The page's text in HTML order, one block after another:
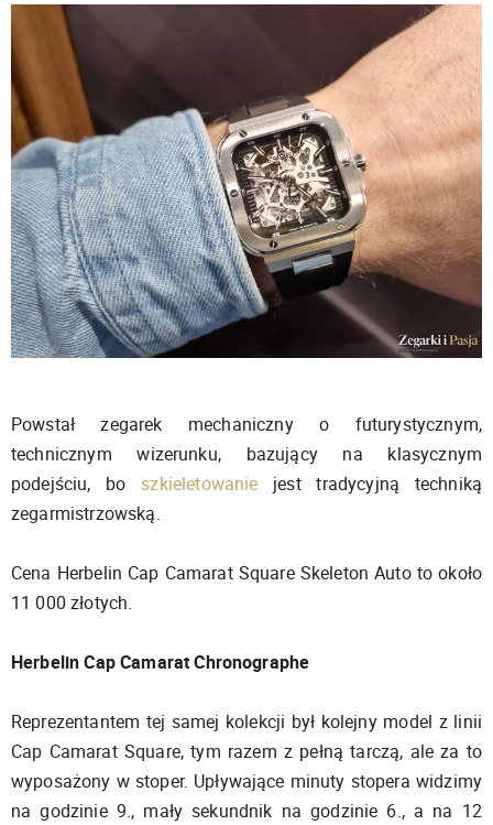
Powstał zegarek mechaniczny o futurystycznym,
technicznym wizerunku, bazujący na klasycznym
podejściu, bo szkieletowanie jest tradycyjną techniką
zegarmistrzowską.
Cena Herbelin Cap Camarat Square Skeleton Auto to około
11 000 złotych.
Herbelin Cap Camarat Chronographe
Reprezentantem tej samej kolekcji był kolejny model z linii
Cap Camarat Square, tym razem z pełną tarczą, ale za to
wyposażony w stoper. Upływające minuty stopera widzimy
na godzinie 9., mały sekundnik na godzinie 6., a na 12